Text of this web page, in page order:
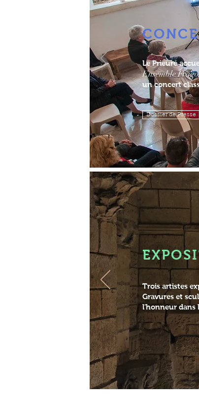
Le Prieuré
Ensemble
un concert
Dossier de Presse
Trois artistes
Gravures et
l'honneur dans